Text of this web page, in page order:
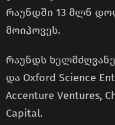
რაუნდში 13 მლნ
მოიპოვეს.
რაუნდს
და Oxford Science
Accenture Ventures,
Capital.